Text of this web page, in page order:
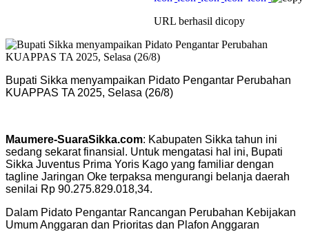
URL berhasil dicopy
Bupati Sikka menyampaikan Pidato Pengantar Perubahan
KUAPPAS TA 2025, Selasa (26/8)
Maumere-SuaraSikka.com: Kabupaten Sikka tahun ini
sedang sekarat finansial. Untuk mengatasi hal ini, Bupati
Sikka Juventus Prima Yoris Kago yang familiar dengan
tagline Jaringan Oke terpaksa mengurangi belanja daerah
senilai Rp 90.275.829.018,34.
Dalam Pidato Pengantar Rancangan Perubahan Kebijakan
Umum Anggaran dan Prioritas dan Plafon Anggaran